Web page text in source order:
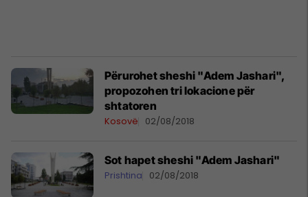
Përurohet sheshi "Adem Jashari",
propozohen tri lokacione për
shtatoren
Kosovë 02/08/2018
Sot hapet sheshi "Adem Jashari"
Prishtina 02/08/2018